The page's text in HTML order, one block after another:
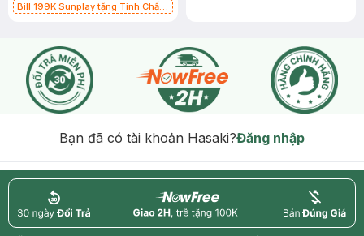
Bill 199K Sunplay tặng Tinh Chất
Bạn đã có tài khoản Hasaki?Đăng nhập
return nowfree price